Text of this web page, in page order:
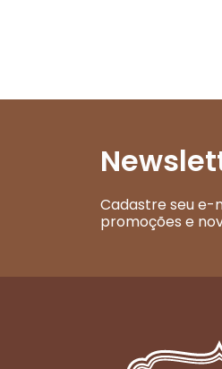
Cadastre seu e-
promoções e